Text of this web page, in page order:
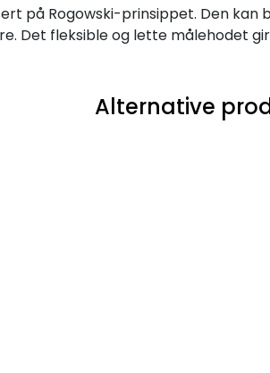
på Rogowski-prinsippet. Den
Det fleksible og lette målehodet
Alternative